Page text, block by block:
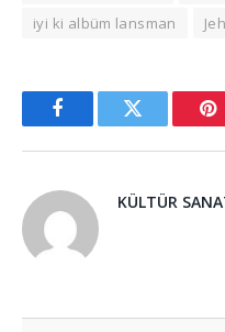
iyi ki albüm lansman
FacebookTwitter
KÜLTÜR